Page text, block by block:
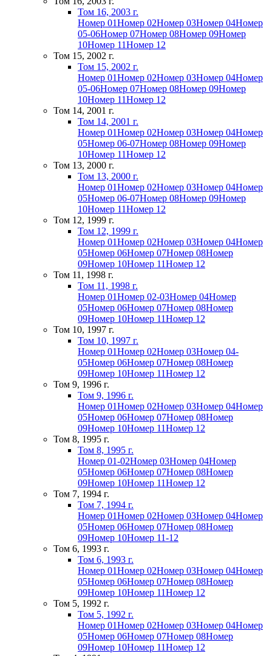
Том 16, 2003 г.
Номер 01Номер 02Номер 03Номер 04Номер
05-06Номер 07Номер 08Номер 09Номер
10Номер 11Номер 12
Том 15, 2002 г.
Том 15, 2002 г.
Номер 01Номер 02Номер 03Номер 04Номер
05-06Номер 07Номер 08Номер 09Номер
10Номер 11Номер 12
Том 14, 2001 г.
Том 14, 2001 г.
Номер 01Номер 02Номер 03Номер 04Номер
05Номер 06-07Номер 08Номер 09Номер
10Номер 11Номер 12
Том 13, 2000 г.
Том 13, 2000 г.
Номер 01Номер 02Номер 03Номер 04Номер
05Номер 06-07Номер 08Номер 09Номер
10Номер 11Номер 12
Том 12, 1999 г.
Том 12, 1999 г.
Номер 01Номер 02Номер 03Номер 04Номер
05Номер 06Номер 07Номер 08Номер
09Номер 10Номер 11Номер 12
Том 11, 1998 г.
Том 11, 1998 г.
Номер 01Номер 02-03Номер 04Номер
05Номер 06Номер 07Номер 08Номер
09Номер 10Номер 11Номер 12
Том 10, 1997 г.
Том 10, 1997 г.
Номер 01Номер 02Номер 03Номер 04-
05Номер 06Номер 07Номер 08Номер
09Номер 10Номер 11Номер 12
Том 9, 1996 г.
Том 9, 1996 г.
Номер 01Номер 02Номер 03Номер 04Номер
05Номер 06Номер 07Номер 08Номер
09Номер 10Номер 11Номер 12
Том 8, 1995 г.
Том 8, 1995 г.
Номер 01-02Номер 03Номер 04Номер
05Номер 06Номер 07Номер 08Номер
09Номер 10Номер 11Номер 12
Том 7, 1994 г.
Том 7, 1994 г.
Номер 01Номер 02Номер 03Номер 04Номер
05Номер 06Номер 07Номер 08Номер
09Номер 10Номер 11-12
Том 6, 1993 г.
Том 6, 1993 г.
Номер 01Номер 02Номер 03Номер 04Номер
05Номер 06Номер 07Номер 08Номер
09Номер 10Номер 11Номер 12
Том 5, 1992 г.
Том 5, 1992 г.
Номер 01Номер 02Номер 03Номер 04Номер
05Номер 06Номер 07Номер 08Номер
09Номер 10Номер 11Номер 12